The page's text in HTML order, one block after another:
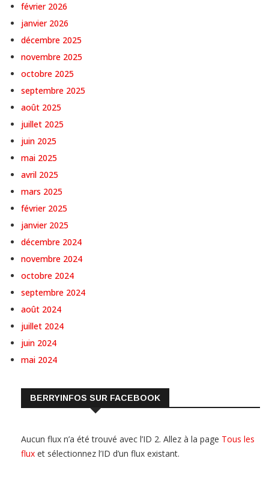
février 2026
janvier 2026
décembre 2025
novembre 2025
octobre 2025
septembre 2025
août 2025
juillet 2025
juin 2025
mai 2025
avril 2025
mars 2025
février 2025
janvier 2025
décembre 2024
novembre 2024
octobre 2024
septembre 2024
août 2024
juillet 2024
juin 2024
mai 2024
BERRYINFOS SUR FACEBOOK
Aucun flux n’a été trouvé avec l’ID 2. Allez à la page Tous les
flux et sélectionnez l’ID d’un flux existant.